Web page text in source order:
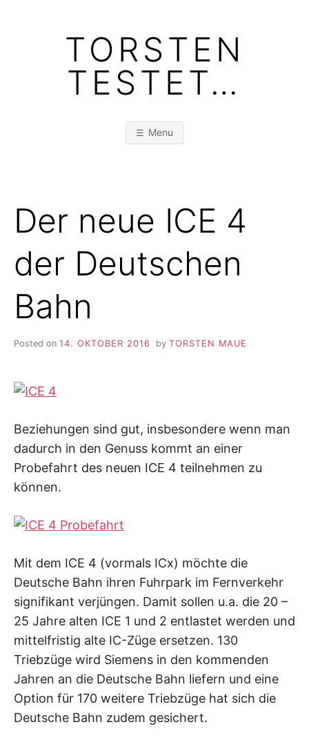
TORSTEN
TESTET…
Menu
Der neue ICE 4
der Deutschen
Bahn
Posted on 14. OKTOBER 2016 by TORSTEN MAUE
Beziehungen sind gut, insbesondere wenn man
dadurch in den Genuss kommt an einer
Probefahrt des neuen ICE 4 teilnehmen zu
können.
Mit dem ICE 4 (vormals ICx) möchte die
Deutsche Bahn ihren Fuhrpark im Fernverkehr
signifikant verjüngen. Damit sollen u.a. die 20 –
25 Jahre alten ICE 1 und 2 entlastet werden und
mittelfristig alte IC-Züge ersetzen. 130
Triebzüge wird Siemens in den kommenden
Jahren an die Deutsche Bahn liefern und eine
Option für 170 weitere Triebzüge hat sich die
Deutsche Bahn zudem gesichert.